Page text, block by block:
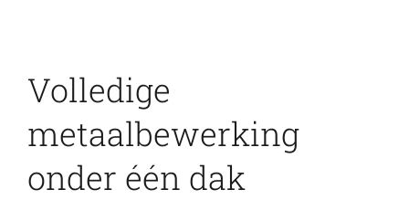
Volledige
metaalbewerking
onder één dak